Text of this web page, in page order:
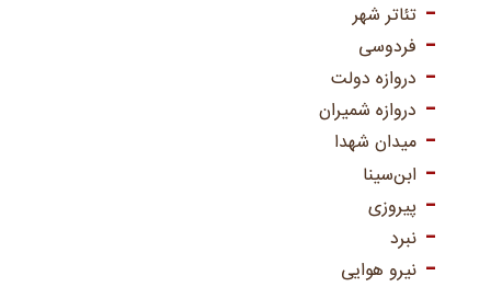
تئاتر شهر
فردوسی
دروازه دولت
دروازه شمیران
میدان شهدا
ابن‌سینا
پیروزی
نبرد
نیرو هوایی